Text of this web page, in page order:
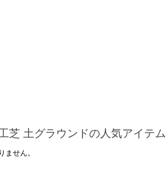
芝 土グラウンドの人気アイテム
せん。